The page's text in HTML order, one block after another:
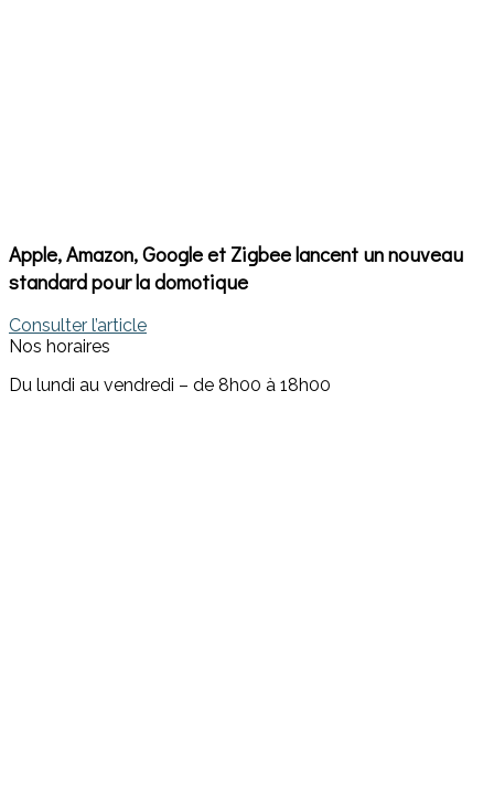
Apple, Amazon, Google et Zigbee lancent un nouveau
standard pour la domotique
Consulter l’article
Nos horaires
Du lundi au vendredi – de 8h00 à 18h00